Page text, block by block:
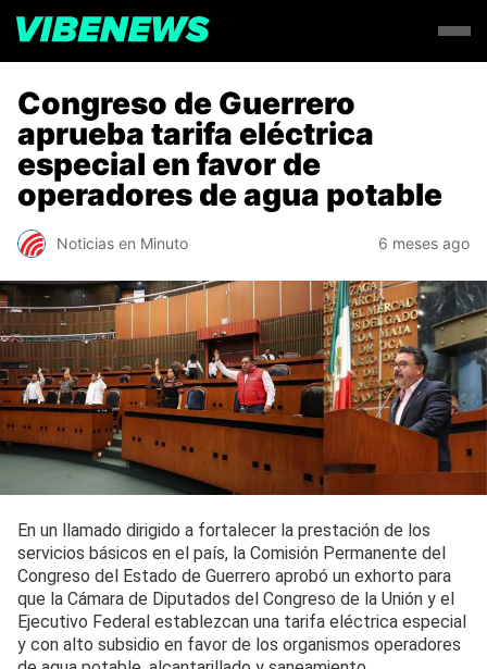
Congreso de Guerrero
aprueba tarifa eléctrica
especial en favor de
operadores de agua potable
Noticias en Minuto 6 meses ago
En un llamado dirigido a fortalecer la prestación de los
servicios básicos en el país, la Comisión Permanente del
Congreso del Estado de Guerrero aprobó un exhorto para
que la Cámara de Diputados del Congreso de la Unión y el
Ejecutivo Federal establezcan una tarifa eléctrica especial
y con alto subsidio en favor de los organismos operadores